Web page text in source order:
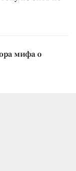
мифа о